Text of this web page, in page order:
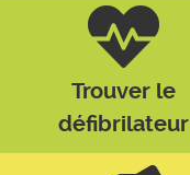
Trouver le
défibrilateur